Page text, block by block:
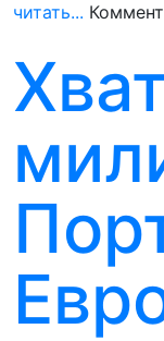
читать...